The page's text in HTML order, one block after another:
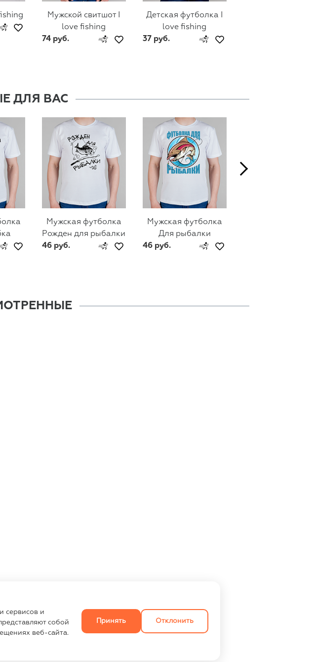
Мужской свитшот I
love fishing
74 руб.
Детская футболка I
love fishing
37 руб.
ДЛЯ ВАС
Мужская футболка
Рожден для рыбалки
46 руб.
Мужская футболка
Для рыбалки
46 руб.
сервисов и
собой
веб-сайта.
Принять Отклонить